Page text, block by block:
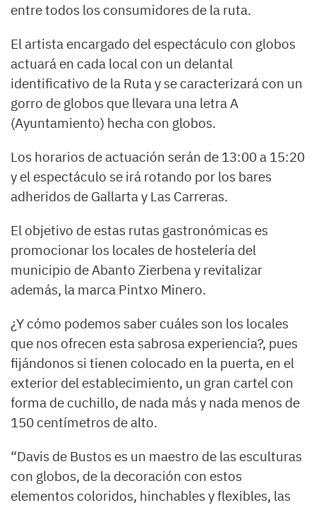
entre todos los consumidores de la ruta.
El artista encargado del espectáculo con globos
actuará en cada local con un delantal
identificativo de la Ruta y se caracterizará con un
gorro de globos que llevara una letra A
(Ayuntamiento) hecha con globos.
Los horarios de actuación serán de 13:00 a 15:20
y el espectáculo se irá rotando por los bares
adheridos de Gallarta y Las Carreras.
El objetivo de estas rutas gastronómicas es
promocionar los locales de hostelería del
municipio de Abanto Zierbena y revitalizar
además, la marca Pintxo Minero.
¿Y cómo podemos saber cuáles son los locales
que nos ofrecen esta sabrosa experiencia?, pues
fijándonos si tienen colocado en la puerta, en el
exterior del establecimiento, un gran cartel con
forma de cuchillo, de nada más y nada menos de
150 centímetros de alto.
“Davis de Bustos es un maestro de las esculturas
con globos, de la decoración con estos
elementos coloridos, hinchables y flexibles, las